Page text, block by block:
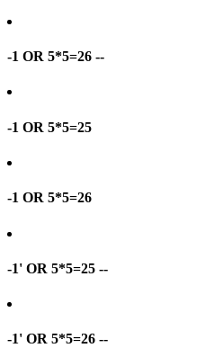
-1 OR 5*5=26 --
-1 OR 5*5=25
-1 OR 5*5=26
-1' OR 5*5=25 --
-1' OR 5*5=26 --